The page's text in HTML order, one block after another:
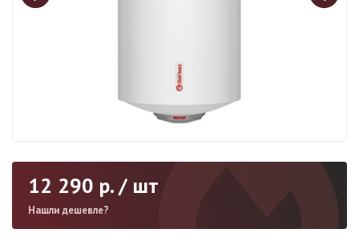
12 290 р. / шт
Нашли дешевле?